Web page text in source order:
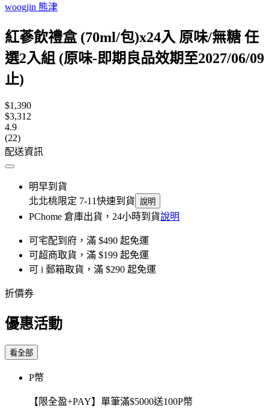
woogjin 熊津
紅蔘飲禮盒 (70ml/包)x24入 原味/無糖 任
選2入組 (原味-即期良品效期至2027/06/09
止)
$1,390
$3,312
4.9
(22)
配送資訊
明早到貨
北北桃限定 7-11快速到貨 說明
PChome 倉庫出貨，24小時到貨說明
可宅配到府，滿 $490 起免運
可超商取貨，滿 $199 起免運
可 i 郵箱取貨，滿 $290 起免運
折價券
優惠活動
看全部
P幣
【限全盈+PAY】單筆滿$5000送100P幣